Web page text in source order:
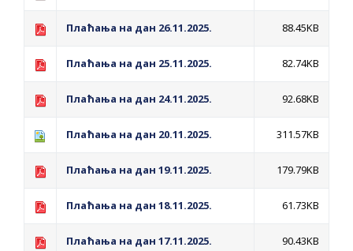
НА ГРАДСКИ МЈЕСЕЧНИ БОРАЧКИ
ВОЈСКЕ РЕПУБЛИКЕ СРПСКЕ У СТАЊУ
Обрасци захтјева за регресирано
новембра
Захтјев за издавање ПОНОСНЕ КАРТИЦЕ
7. августа
Плаћања на дан 26.11.2025. 88.45KB
Плаћања на дан 25.11.2025. 82.74KB
Плаћања на дан 24.11.2025. 92.68KB
Плаћања на дан 20.11.2025. 311.57KB
Плаћања на дан 19.11.2025. 179.79KB
Плаћања на дан 18.11.2025. 61.73KB
Плаћања на дан 17.11.2025. 90.43KB